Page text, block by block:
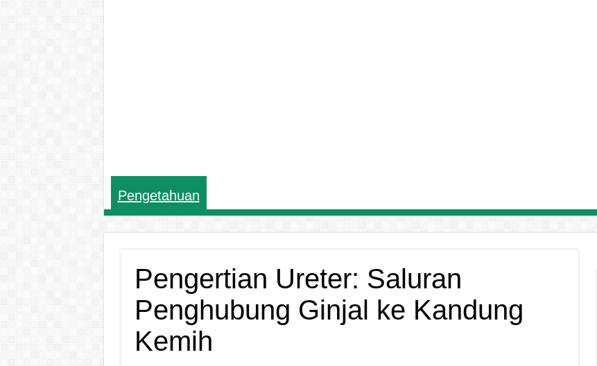
Pengetahuan
Pengertian Ureter: Saluran
Penghubung Ginjal ke Kandung
Kemih